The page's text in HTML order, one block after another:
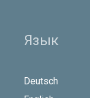
Язык
Deutsch